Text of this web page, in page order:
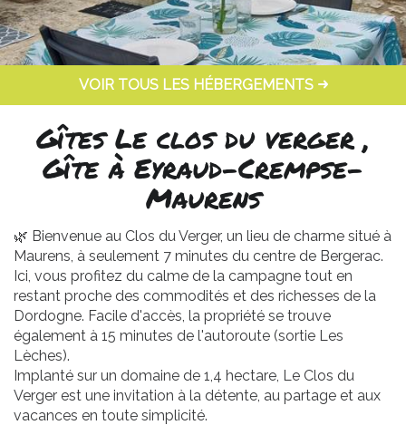
VOIR TOUS LES HÉBERGEMENTS
Gîtes Le clos du verger ,
Gîte à Eyraud-Crempse-
Maurens
🌿 Bienvenue au Clos du Verger, un lieu de charme situé à
Maurens, à seulement 7 minutes du centre de Bergerac.
Ici, vous profitez du calme de la campagne tout en
restant proche des commodités et des richesses de la
Dordogne. Facile d'accès, la propriété se trouve
également à 15 minutes de l'autoroute (sortie Les
Lèches).
Implanté sur un domaine de 1,4 hectare, Le Clos du
Verger est une invitation à la détente, au partage et aux
vacances en toute simplicité.